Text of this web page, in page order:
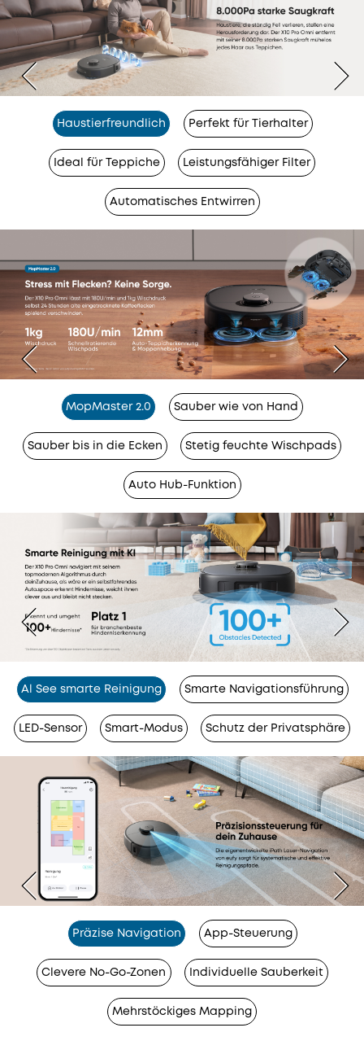
Haustierfreundlich Perfekt für Tierhalter
Ideal für Teppiche Leistungsfähiger Filter
Automatisches Entwirren
MopMaster 2.0 Sauber wie von Hand
Sauber bis in die Ecken Stetig feuchte Wischpads
Auto Hub-Funktion
Al See smarte Reinigung Smarte Navigationsführung
LED-Sensor Smart-Modus Schutz der Privatsphäre
Präzise Navigation App-Steuerung
Clevere No-Go-Zonen Individuelle Sauberkeit
Mehrstöckiges Mapping